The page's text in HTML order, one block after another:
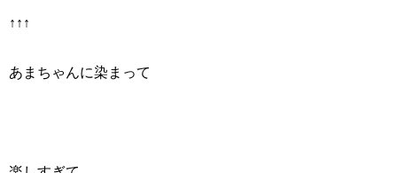
↑↑↑
あまちゃんに染まって